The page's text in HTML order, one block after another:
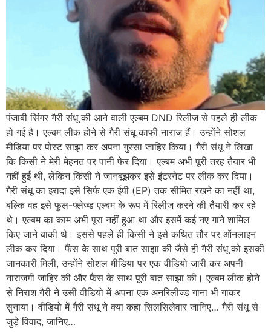
पंजाबी सिंगर गैरी संधू की आने वाली एल्बम DND रिलीज से पहले ही लीक
हो गई है। एल्बम लीक होने से गैरी संधू काफी नाराज हैं। उन्होंने सोशल
मीडिया पर पोस्ट साझा कर अपना गुस्सा जाहिर किया। गैरी संधू ने लिखा
कि किसी ने मेरी मेहनत पर पानी फेर दिया। एल्बम अभी पूरी तरह तैयार भी
नहीं हुई थी, लेकिन किसी ने जानबूझकर इसे इंटरनेट पर लीक कर दिया।
गैरी संधू का इरादा इसे सिर्फ एक ईपी (EP) तक सीमित रखने का नहीं था,
बल्कि वह इसे फुल-फ्लेज्ड एल्बम के रूप में रिलीज करने की तैयारी कर रहे
थे। एल्बम का काम अभी पूरा नहीं हुआ था और इसमें कई नए गाने शामिल
किए जाने बाकी थे। इससे पहले ही किसी ने इसे कथित तौर पर ऑनलाइन
लीक कर दिया। फैंस के साथ पूरी बात साझा की जैसे ही गैरी संधू को इसकी
जानकारी मिली, उन्होंने सोशल मीडिया पर एक वीडियो जारी कर अपनी
नाराजगी जाहिर की और फैंस के साथ पूरी बात साझा की। एल्बम लीक होने
से निराश गैरी ने उसी वीडियो में अपना एक अनरिलीज्ड गाना भी गाकर
सुनाया। वीडियो में गैरी संधू ने क्या कहा सिलसिलेवार जानिए… गैरी संधू से
जुड़े विवाद, जानिए…